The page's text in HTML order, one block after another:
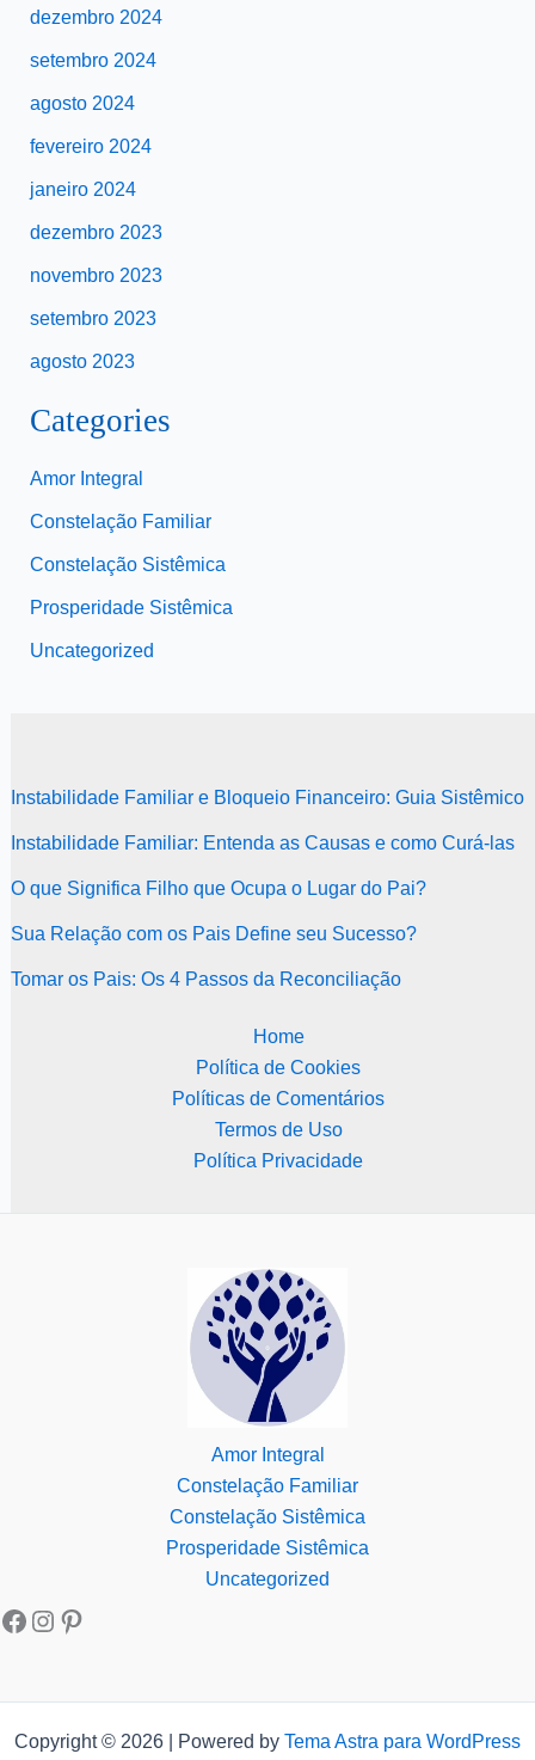
dezembro 2024
setembro 2024
agosto 2024
fevereiro 2024
janeiro 2024
dezembro 2023
novembro 2023
setembro 2023
agosto 2023
Categories
Amor Integral
Constelação Familiar
Constelação Sistêmica
Prosperidade Sistêmica
Uncategorized
Instabilidade Familiar e Bloqueio Financeiro: Guia Sistêmico
Instabilidade Familiar: Entenda as Causas e como Curá-las
O que Significa Filho que Ocupa o Lugar do Pai?
Sua Relação com os Pais Define seu Sucesso?
Tomar os Pais: Os 4 Passos da Reconciliação
Home
Política de Cookies
Políticas de Comentários
Termos de Uso
Política Privacidade
Amor Integral
Constelação Familiar
Constelação Sistêmica
Prosperidade Sistêmica
Uncategorized
Copyright © 2026 | Powered by Tema Astra para WordPress